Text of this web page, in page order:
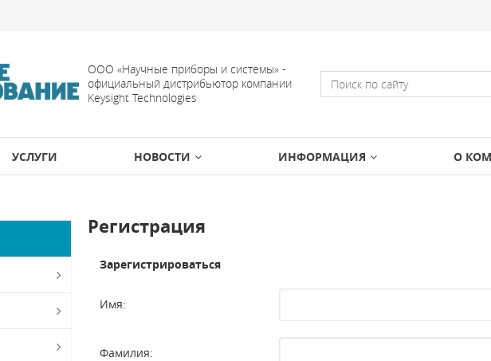
ООО «Научные приборы и системы» -
официальный дистрибьютор компании
Keysight Technologies
УСЛУГИ НОВОСТИ ИНФОРМАЦИЯ О
Регистрация
Зарегистрироваться
Имя:
Фамилия: